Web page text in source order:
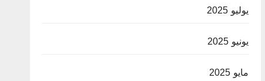
يوليو 2025
يونيو 2025
مايو 2025